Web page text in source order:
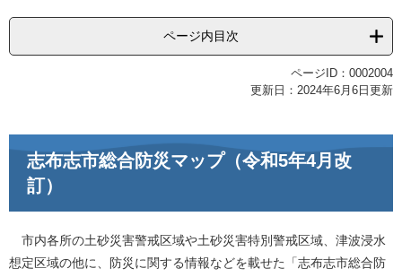
ページ内目次
ページID：0002004
更新日：2024年6月6日更新
志布志市総合防災マップ（令和5年4月改
訂）
市内各所の土砂災害警戒区域や土砂災害特別警戒区域、津波浸水
想定区域の他に、防災に関する情報などを載せた「志布志市総合防